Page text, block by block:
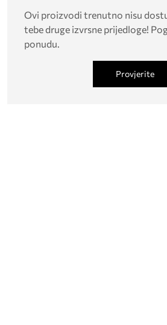
Ovi proizvodi trenutno nisu
tebe druge izvrsne prijedloge!
ponudu.
Provjerite